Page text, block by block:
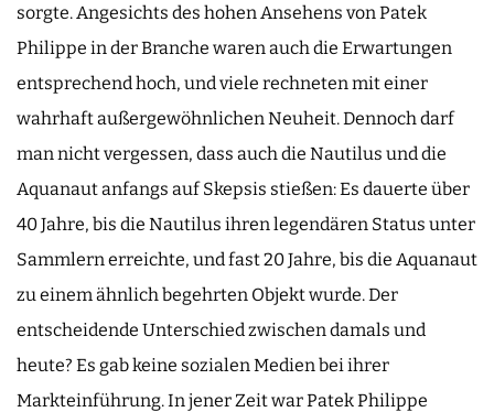
sorgte. Angesichts des hohen Ansehens von Patek
Philippe in der Branche waren auch die Erwartungen
entsprechend hoch, und viele rechneten mit einer
wahrhaft außergewöhnlichen Neuheit. Dennoch darf
man nicht vergessen, dass auch die Nautilus und die
Aquanaut anfangs auf Skepsis stießen: Es dauerte über
40 Jahre, bis die Nautilus ihren legendären Status unter
Sammlern erreichte, und fast 20 Jahre, bis die Aquanaut
zu einem ähnlich begehrten Objekt wurde. Der
entscheidende Unterschied zwischen damals und
heute? Es gab keine sozialen Medien bei ihrer
Markteinführung. In jener Zeit war Patek Philippe